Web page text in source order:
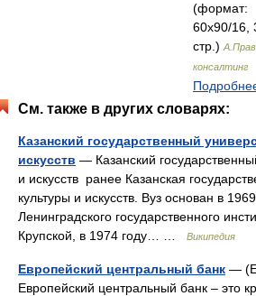
(формат:
60x90/16,
стр.)
консалтинг
См. также в других словарях:
Казанский государственный
искусств — Казанский
и искусств ранее Казанская
культуры и искусств. Вуз основан в
Ленинградского государственного
Крупской, в 1974 году… …
Википедия
Европейский центральный банк —
Европейский центральный банк – это